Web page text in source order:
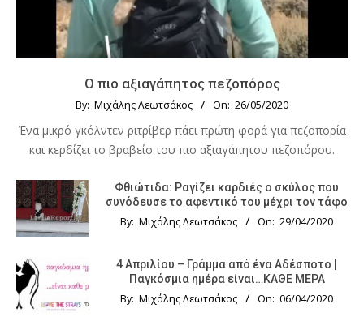
Ο πιο αξιαγάπητος πεζοπόρος
By: Μιχάλης Λεωτσάκος On: 26/05/2020
Ένα μικρό γκόλντεν ριτρίβερ πάει πρώτη φορά για πεζοπορία
και κερδίζει το βραβείο του πιο αξιαγάπητου πεζοπόρου.
Φθιώτιδα: Ραγίζει καρδιές ο σκύλος που
συνόδευσε το αφεντικό του μέχρι τον τάφο
By: Μιχάλης Λεωτσάκος On: 29/04/2020
4 Απριλίου – Γράμμα από ένα Αδέσποτο |
Παγκόσμια ημέρα είναι…ΚΑΘΕ ΜΕΡΑ
By: Μιχάλης Λεωτσάκος On: 06/04/2020